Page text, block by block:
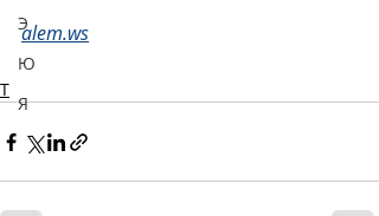
Э
Ю
Я
alem.ws
Т